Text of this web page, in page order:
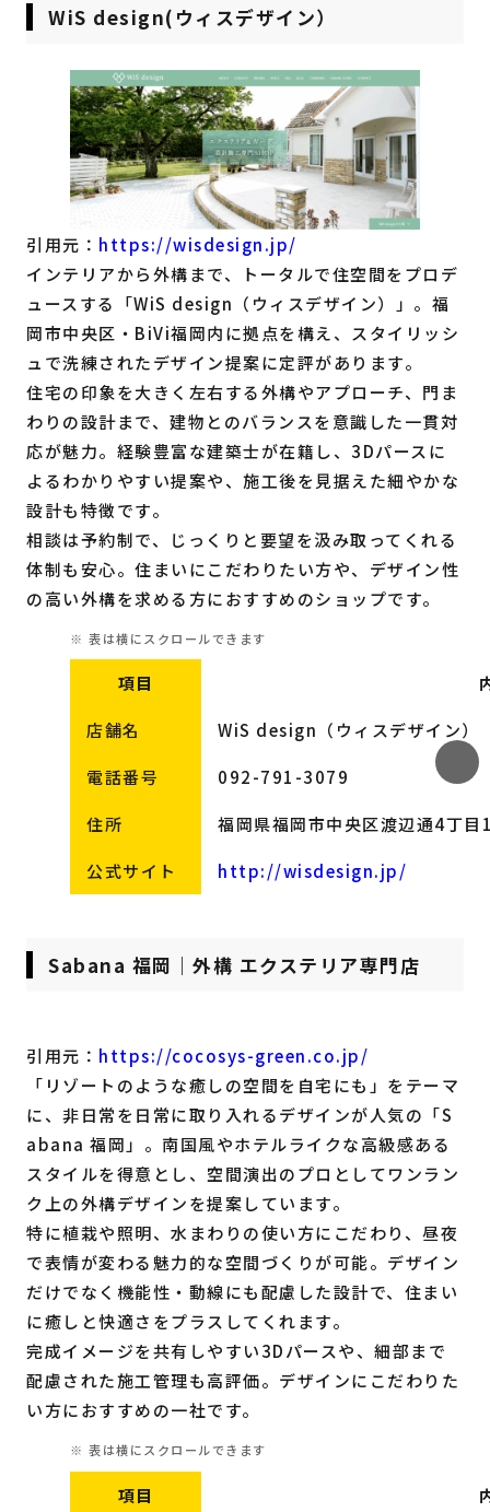
WiS design(ウィスデザイン）
引用元： https://wisdesign.jp/
インテリアから外構まで、トータルで住空間をプロデ
ュースする「WiS design（ウィスデザイン）」。福
岡市中央区・BiVi福岡内に拠点を構え、スタイリッシ
ュで洗練されたデザイン提案に定評があります。
住宅の印象を大きく左右する外構やアプローチ、門ま
わりの設計まで、建物とのバランスを意識した一貫対
応が魅力。経験豊富な建築士が在籍し、3Dパースに
よるわかりやすい提案や、施工後を見据えた細やかな
設計も特徴です。
相談は予約制で、じっくりと要望を汲み取ってくれる
体制も安心。住まいにこだわりたい方や、デザイン性
の高い外構を求める方におすすめのショップです。
項目
店舗名 WiS design（ウィスデザイン）
電話番号 092-791-3079
住所 福岡県福岡市中央区渡辺通4丁
公式サイト http://wisdesign.jp/
Sabana 福岡｜外構 エクステリア専門店
引用元： https://cocosys-green.co.jp/
「リゾートのような癒しの空間を自宅にも」をテーマ
に、非日常を日常に取り入れるデザインが人気の「S
abana 福岡」。南国風やホテルライクな高級感ある
スタイルを得意とし、空間演出のプロとしてワンラン
ク上の外構デザインを提案しています。
特に植栽や照明、水まわりの使い方にこだわり、昼夜
で表情が変わる魅力的な空間づくりが可能。デザイン
だけでなく機能性・動線にも配慮した設計で、住まい
に癒しと快適さをプラスしてくれます。
完成イメージを共有しやすい3Dパースや、細部まで
配慮された施工管理も高評価。デザインにこだわりた
い方におすすめの一社です。
項目